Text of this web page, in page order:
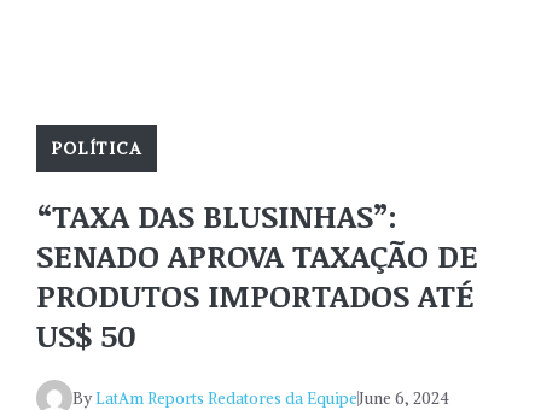
POLÍTICA
“TAXA DAS BLUSINHAS”:
SENADO APROVA TAXAÇÃO DE
PRODUTOS IMPORTADOS ATÉ
US$ 50
ByLatAm Reports Redatores da EquipeJune 6, 2024